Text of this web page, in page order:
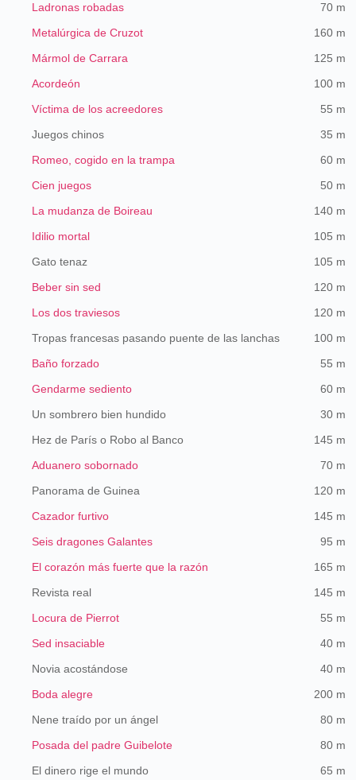
Ladronas robadas
70 m
Metalúrgica de Cruzot
160 m
Mármol de Carrara
125 m
Acordeón
100 m
Víctima de los acreedores
55 m
Juegos chinos
35 m
Romeo, cogido en la trampa
60 m
Cien juegos
50 m
La mudanza de Boireau
140 m
Idilio mortal
105 m
Gato tenaz
105 m
Beber sin sed
120 m
Los dos traviesos
120 m
Tropas francesas pasando puente de las lanchas
100 m
Baño forzado
55 m
Gendarme sediento
60 m
Un sombrero bien hundido
30 m
Hez de París o Robo al Banco
145 m
Aduanero sobornado
70 m
Panorama de Guinea
120 m
Cazador furtivo
145 m
Seis dragones Galantes
95 m
El corazón más fuerte que la razón
165 m
Revista real
145 m
Locura de Pierrot
55 m
Sed insaciable
40 m
Novia acostándose
40 m
Boda alegre
200 m
Nene traído por un ángel
80 m
Posada del padre Guibelote
80 m
El dinero rige el mundo
65 m